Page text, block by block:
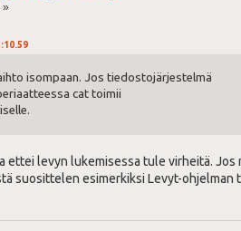
»
isompaan. Jos tiedostojärjestelmä
cat toimii
ettei levyn lukemisessa tule virheitä.
suosittelen esimerkiksi Levyt-ohjelman